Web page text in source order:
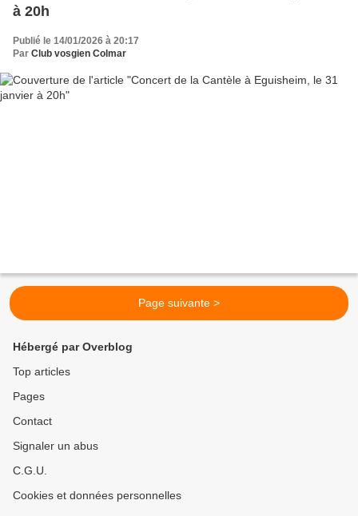
à 20h
Publié le 14/01/2026 à 20:17
Par Club vosgien Colmar
Page suivante >
Hébergé par Overblog
Top articles
Pages
Contact
Signaler un abus
C.G.U.
Cookies et données personnelles